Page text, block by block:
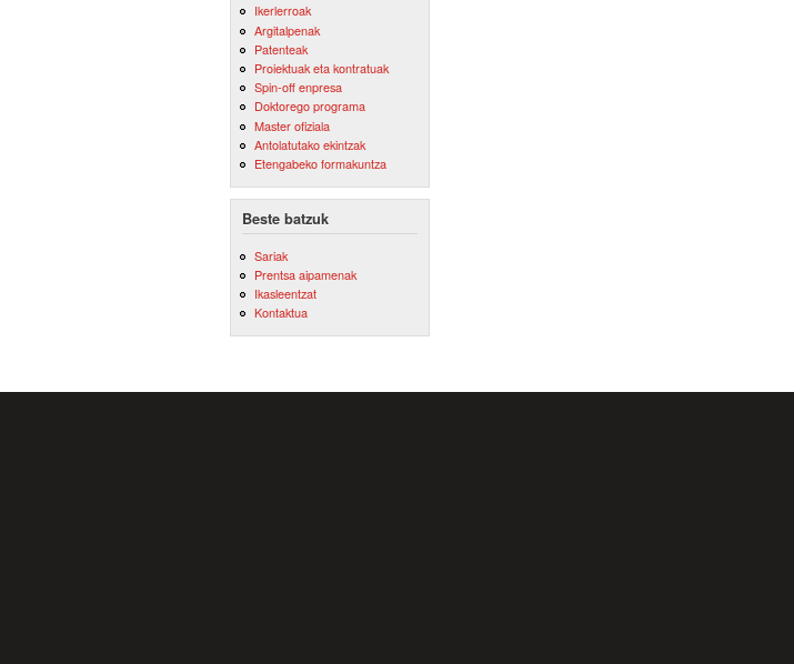
Ikerlerroak
Argitalpenak
Patenteak
Proiektuak eta kontratuak
Spin-off enpresa
Doktorego programa
Master ofiziala
Antolatutako ekintzak
Etengabeko formakuntza
Beste batzuk
Sariak
Prentsa aipamenak
Ikasleentzat
Kontaktua